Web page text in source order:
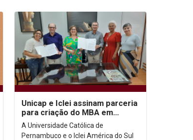
Unicap e Iclei assinam parceria
para criação do MBA em
Gestão de Risco e Mudança
Climática
A Universidade Católica de
Pernambuco e o Iclei América do Sul